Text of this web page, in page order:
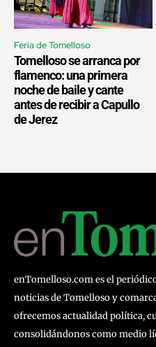
Feria de Tomelloso
Tomelloso se arranca por
flamenco: una primera
noche de baile y cante
antes de recibir a Capullo
de Jerez
enTomelloso.com es el
noticias de Tomelloso y
ofrecemos actualidad política,
consolidándonos como medio